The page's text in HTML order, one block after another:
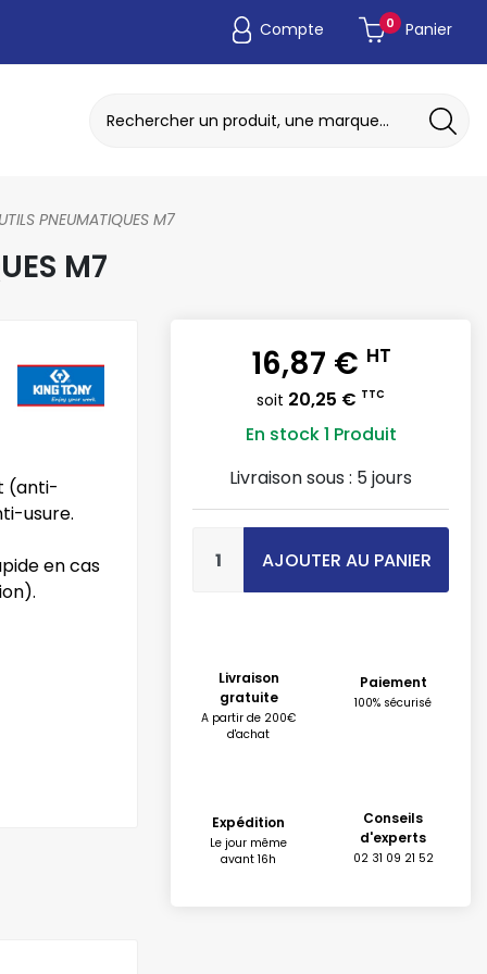
Compte 0 Panier
PNEUMATIQUES M7
M7
(anti-
usure.
en cas
16,87 € HT
soit 20,25 € TTC
En stock1 Produit
Livraison sous : 5 jours
AJOUTER AU PANIER
Livraison
gratuite
A partir de 200€
d'achat
Paiement
100% sécurisé
Expédition
Le jour même
avant 16h
Conseils
d'experts
02 31 09 21 52